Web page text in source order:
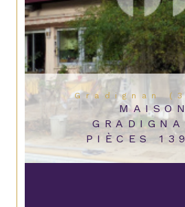
Gradignan
MAISON
PIÈCES